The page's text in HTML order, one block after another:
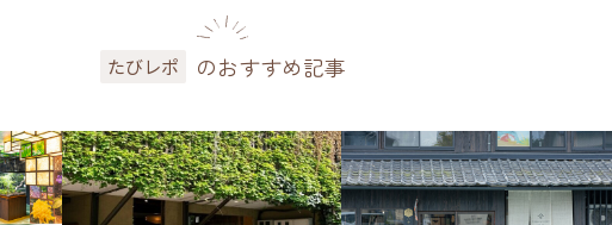
たびレポ のおすすめ記事